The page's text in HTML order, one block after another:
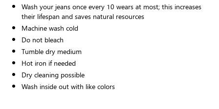
Wash your jeans once every 10 wears at most; this increases
their lifespan and saves natural resources
Machine wash cold
Do not bleach
Tumble dry medium
Hot iron if needed
Dry cleaning possible
Wash inside out with like colors